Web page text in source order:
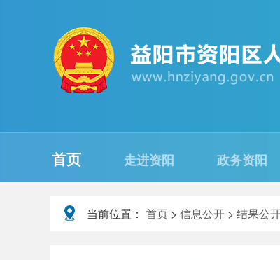
首页 走进资阳 政务资阳
当前位置： 首页 > 信息公开 > 结果公